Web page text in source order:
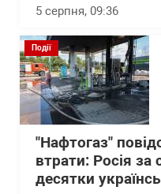
5 серпня, 09:36
Події
"Нафтогаз"
втрати: Росія за
десятки